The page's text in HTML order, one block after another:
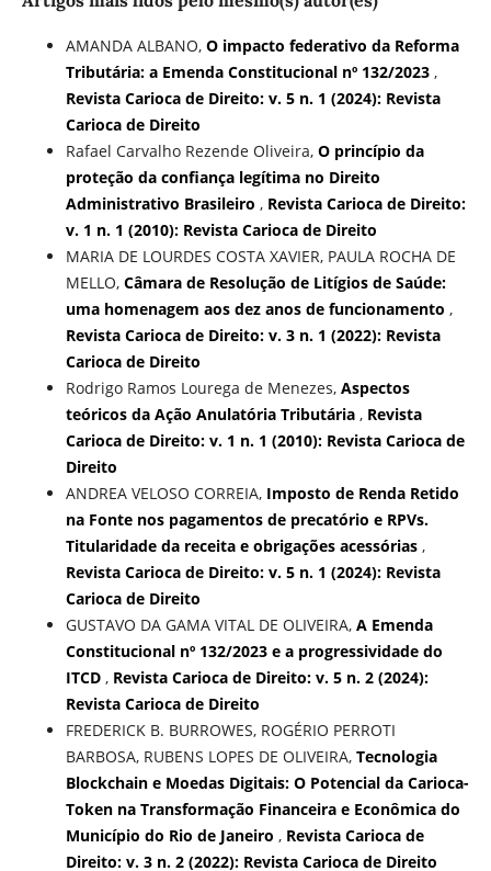
AMANDA ALBANO, O impacto federativo da Reforma
Tributária: a Emenda Constitucional nº 132/2023 ,
Revista Carioca de Direito: v. 5 n. 1 (2024): Revista
Carioca de Direito
Rafael Carvalho Rezende Oliveira, O princípio da
proteção da confiança legítima no Direito
Administrativo Brasileiro , Revista Carioca de Direito:
v. 1 n. 1 (2010): Revista Carioca de Direito
MARIA DE LOURDES COSTA XAVIER, PAULA ROCHA DE
MELLO, Câmara de Resolução de Litígios de Saúde:
uma homenagem aos dez anos de funcionamento ,
Revista Carioca de Direito: v. 3 n. 1 (2022): Revista
Carioca de Direito
Rodrigo Ramos Lourega de Menezes, Aspectos
teóricos da Ação Anulatória Tributária , Revista
Carioca de Direito: v. 1 n. 1 (2010): Revista Carioca de
Direito
ANDREA VELOSO CORREIA, Imposto de Renda Retido
na Fonte nos pagamentos de precatório e RPVs.
Titularidade da receita e obrigações acessórias ,
Revista Carioca de Direito: v. 5 n. 1 (2024): Revista
Carioca de Direito
GUSTAVO DA GAMA VITAL DE OLIVEIRA, A Emenda
Constitucional nº 132/2023 e a progressividade do
ITCD , Revista Carioca de Direito: v. 5 n. 2 (2024):
Revista Carioca de Direito
FREDERICK B. BURROWES, ROGÉRIO PERROTI
BARBOSA, RUBENS LOPES DE OLIVEIRA, Tecnologia
Blockchain e Moedas Digitais: O Potencial da Carioca-
Token na Transformação Financeira e Econômica do
Município do Rio de Janeiro , Revista Carioca de
Direito: v. 3 n. 2 (2022): Revista Carioca de Direito